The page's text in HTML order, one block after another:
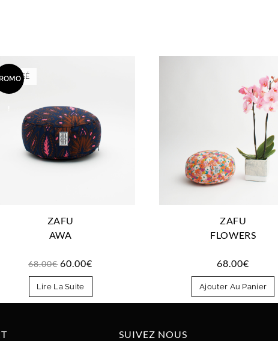
ÉPUISÉ
ZAFU
AWA
68.00€ 60.00€
Lire La Suite
ZAFU
FLOWERS
68.00€
Ajouter Au Panier
SUIVEZ NOUS